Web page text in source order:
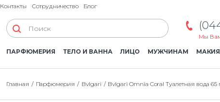
Контакты Сотрудничество Блог
Мы
ПАРФЮМЕРИЯ ТЕЛО И ВАННА ЛИЦО МУЖЧИНАМ
Главная Парфюмерия Bvlgari Bvlgari Omnia Coral Туалетная вода 65